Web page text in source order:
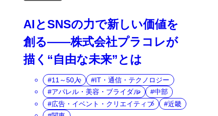
AIとSNSの力で新しい価値を
創る――株式会社プラコレが
描く“自由な未来”とは
11～50人
IT・通信・テクノロジー
アパレル・美容・ブライダル
中部
広告・イベント・クリエイティブ
近畿